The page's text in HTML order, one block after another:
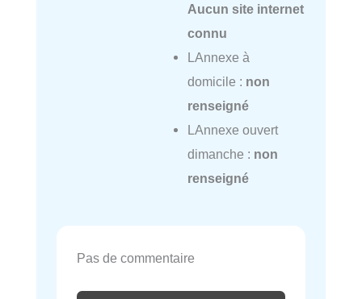
Aucun site internet
connu
LAnnexe à
domicile : non
renseigné
LAnnexe ouvert
dimanche : non
renseigné
Pas de commentaire